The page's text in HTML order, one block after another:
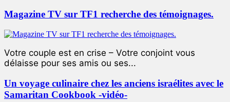
Magazine TV sur TF1 recherche des témoignages.
Votre couple est en crise – Votre conjoint vous
délaisse pour ses amis ou ses...
Un voyage culinaire chez les anciens israélites avec le
Samaritan Cookbook -vidéo-